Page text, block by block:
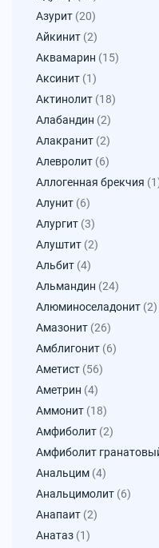
Азурит (20)
Айкинит (2)
Аквамарин (15)
Аксинит (1)
Актинолит (18)
Алабандин (2)
Алакранит (2)
Алевролит (6)
Аллогенная брекчия
Алунит (6)
Алургит (3)
Алуштит (2)
Альбит (4)
Альмандин (24)
Алюминоселадонит (2)
Амазонит (26)
Амблигонит (6)
Аметист (56)
Аметрин (4)
Аммонит (18)
Амфиболит (2)
Амфиболит
Анальцим (4)
Анальцимолит (6)
Анапаит (2)
Анатаз (1)